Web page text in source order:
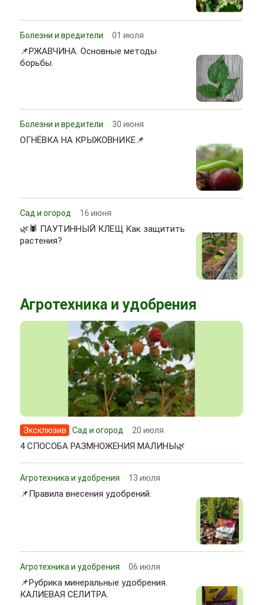
Болезни и вредители 01 июля
📌РЖАВЧИНА. Основные методы
борьбы.
Болезни и вредители 30 июня
ОГНЁВКА НА КРЫЖОВНИКЕ📌
Сад и огород 16 июня
🌿🕷 ПАУТИННЫЙ КЛЕЩ Как защитить
растения?
Агротехника и удобрения
Эксклюзив Сад и огород 20 июля
4 СПОСОБА РАЗМНОЖЕНИЯ МАЛИНЫ🌿
Агротехника и удобрения 13 июля
📌Правила внесения удобрений.
Агротехника и удобрения 06 июля
📌Рубрика минеральные удобрения.
КАЛИЕВАЯ СЕЛИТРА.